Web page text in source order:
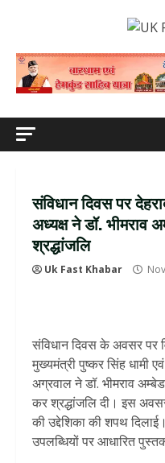
संविधान दिवस पर
अध्यक्ष ने डॉ. भीमराव
श्रद्धांजलि
Uk Fast Khabar
संविधान दिवस के अवसर पर
मुख्यमंत्री पुष्कर सिंह धामी
अग्रवाल ने डॉ. भीमराव
कर श्रद्धांजलि दी। इस अवसर
की उद्देशिका की शपथ
उपलब्धियों पर आधारित